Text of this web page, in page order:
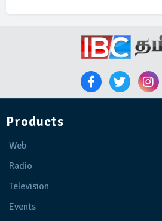
Products
Web
Radio
Television
Events